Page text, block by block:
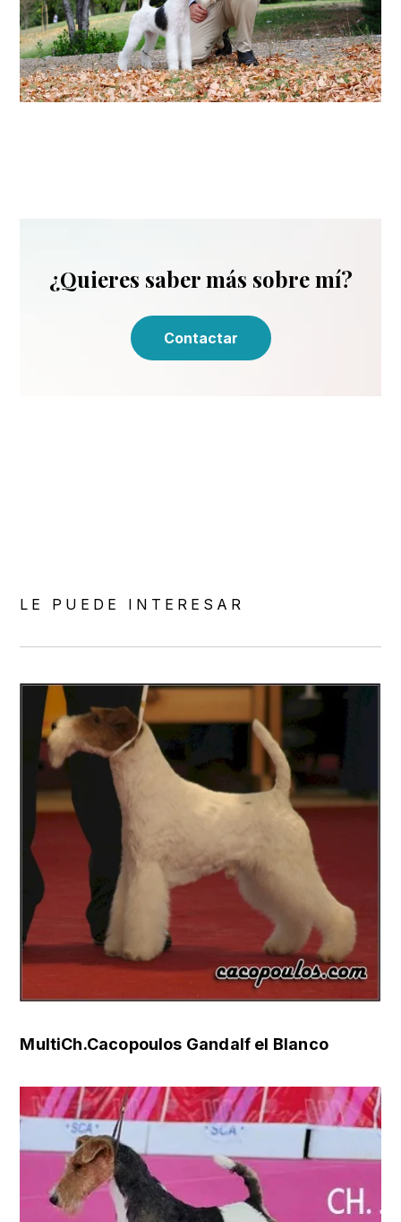
¿Quieres saber más sobre mí?
Contactar
LE PUEDE INTERESAR
MultiCh.Cacopoulos Gandalf el Blanco